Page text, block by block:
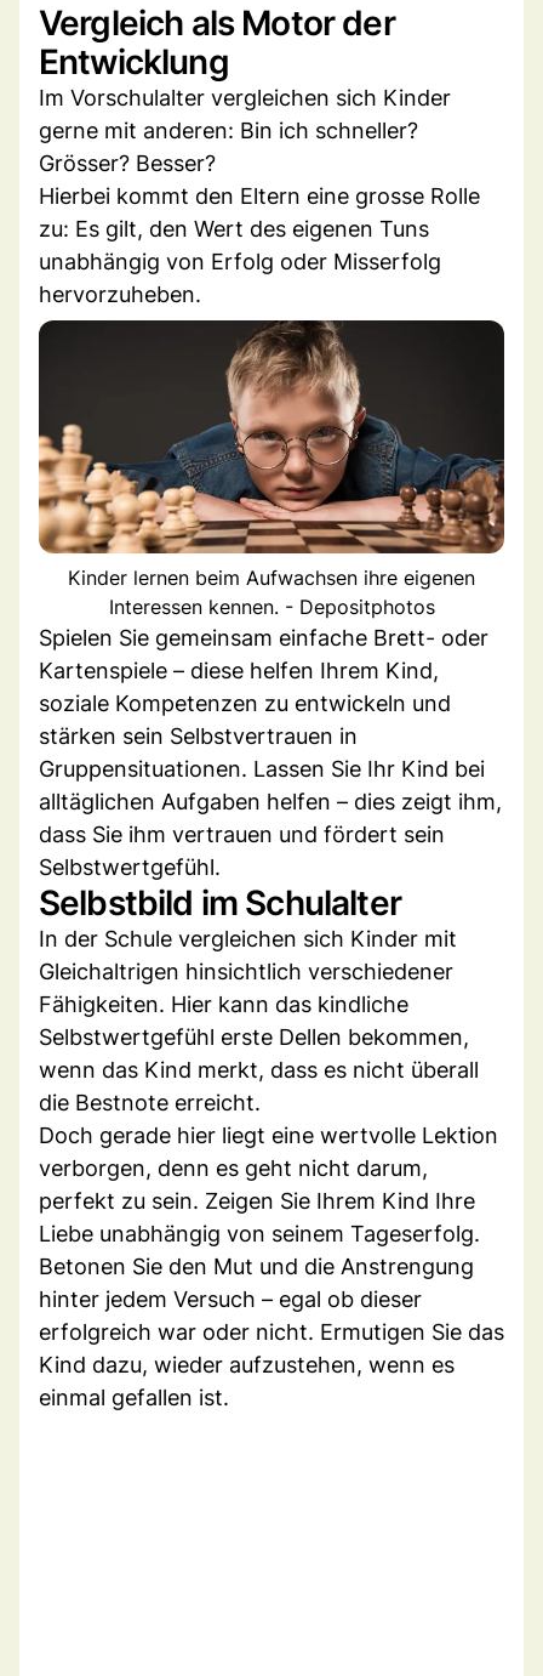
Vergleich als Motor der
Entwicklung
Im Vorschulalter vergleichen sich Kinder
gerne mit anderen: Bin ich schneller?
Grösser? Besser?
Hierbei kommt den Eltern eine grosse Rolle
zu: Es gilt, den Wert des eigenen Tuns
unabhängig von Erfolg oder Misserfolg
hervorzuheben.
Kinder lernen beim Aufwachsen ihre eigenen
Interessen kennen. - Depositphotos
Spielen Sie gemeinsam einfache Brett- oder
Kartenspiele – diese helfen Ihrem Kind,
soziale Kompetenzen zu entwickeln und
stärken sein Selbstvertrauen in
Gruppensituationen. Lassen Sie Ihr Kind bei
alltäglichen Aufgaben helfen – dies zeigt ihm,
dass Sie ihm vertrauen und fördert sein
Selbstwertgefühl.
Selbstbild im Schulalter
In der Schule vergleichen sich Kinder mit
Gleichaltrigen hinsichtlich verschiedener
Fähigkeiten. Hier kann das kindliche
Selbstwertgefühl erste Dellen bekommen,
wenn das Kind merkt, dass es nicht überall
die Bestnote erreicht.
Doch gerade hier liegt eine wertvolle Lektion
verborgen, denn es geht nicht darum,
perfekt zu sein. Zeigen Sie Ihrem Kind Ihre
Liebe unabhängig von seinem Tageserfolg.
Betonen Sie den Mut und die Anstrengung
hinter jedem Versuch – egal ob dieser
erfolgreich war oder nicht. Ermutigen Sie das
Kind dazu, wieder aufzustehen, wenn es
einmal gefallen ist.